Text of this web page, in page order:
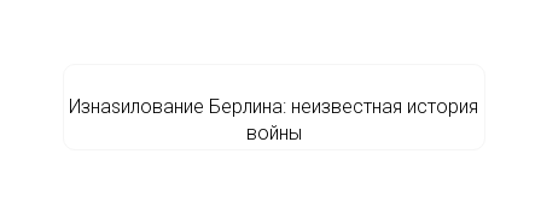
Изнаsилование Берлина: неизвестная история
войны